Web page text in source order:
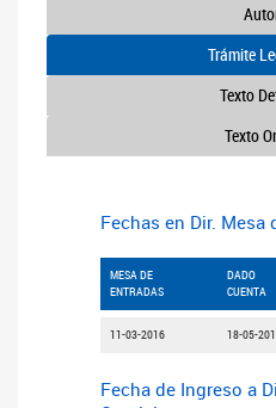
Trámite
Texto
Texto
Fechas en Dir. Mesa
MESA DE
ENTRADAS
DADO
CUENTA
11-03-2016 18-05-
Fecha de Ingreso a